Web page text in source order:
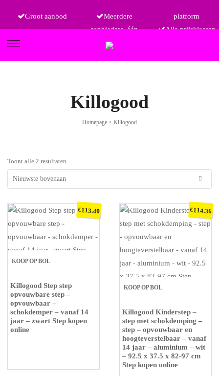
Groot aanbod
Meerdere
aanbieders, één
platform
Alle prijsklassen
Killogood
Homepage > Killogood
Toont alle 2 resultaten
KOOP OP BOL
Killogood Step step
opvouwbare step –
opvouwbaar –
schokdemper – vanaf 14
jaar – zwart Step kopen
online
€113.40
KOOP OP BOL
Killogood Kinderstep –
step met schokdemping –
step – opvouwbaar en
hoogteverstelbaar – vanaf
14 jaar – aluminium – wit
– 92.5 x 37.5 x 82-97 cm
Step kopen online
€114.36